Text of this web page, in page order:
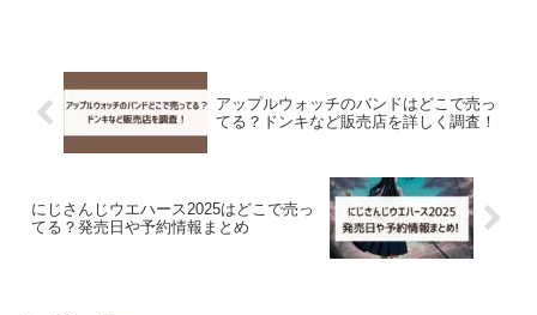
アップルウォッチのバンドはどこで売っ
てる？ドンキなど販売店を詳しく調査！
にじさんじウエハース2025はどこで売っ
てる？発売日や予約情報まとめ